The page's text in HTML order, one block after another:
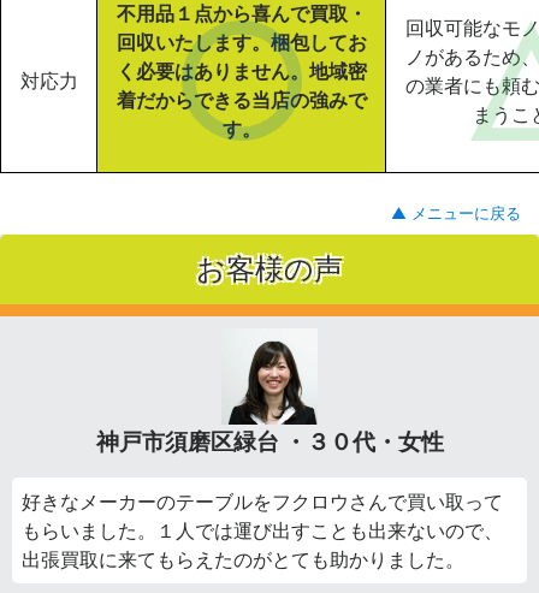
対応力
不用品１点から喜んで買取・
回収いたします。梱包してお
く必要はありません。地域密
着だからできる当店の強みで
す。
回収可能なモ
ノがあるため
の業者にも頼
まうこ
▲ メニューに戻る
お客様の声
神戸市須磨区緑台 ・３０代・女性
好きなメーカーのテーブルをフクロウさんで買い取って
もらいました。１人では運び出すことも出来ないので、
出張買取に来てもらえたのがとても助かりました。